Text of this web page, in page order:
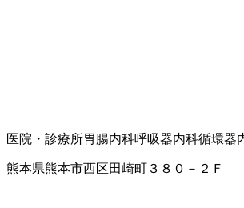
医院・診療所胃腸内科呼吸器内科循環器
熊本県熊本市西区田崎町３８０－２Ｆ